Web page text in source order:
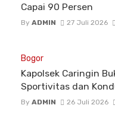
Capai 90 Persen
By ADMIN 27 Juli 2026
Bogor
Kapolsek Caringin
Sportivitas dan
By ADMIN 26 Juli 2026